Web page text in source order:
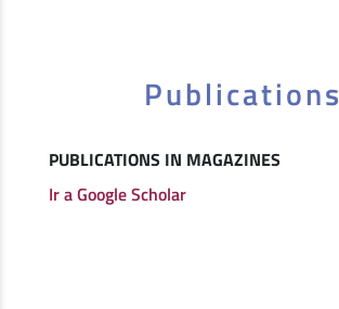
Publications
PUBLICATIONS IN MAGAZINES
Ir a Google Scholar